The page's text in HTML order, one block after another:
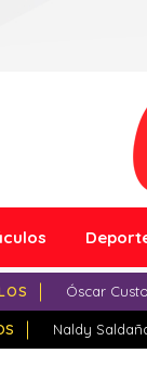
Óscar
Naldy